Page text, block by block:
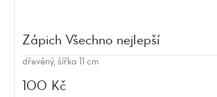
Zápich Všechno nejlepší
100 Kč
dřevěný, šířka 11 cm